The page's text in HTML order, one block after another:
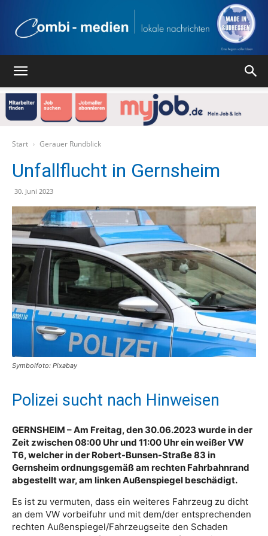
Start Gerauer Rundblick
Unfallflucht in Gernsheim
30. Juni 2023
Symbolfoto: Pixabay
Polizei sucht nach Hinweisen
GERNSHEIM – Am Freitag, den 30.06.2023 wurde in der
Zeit zwischen 08:00 Uhr und 11:00 Uhr ein weißer VW
T6, welcher in der Robert-Bunsen-Straße 83 in
Gernsheim ordnungsgemäß am rechten Fahrbahnrand
abgestellt war, am linken Außenspiegel beschädigt.
Es ist zu vermuten, dass ein weiteres Fahrzeug zu dicht
an dem VW vorbeifuhr und mit dem/der entsprechenden
rechten Außenspiegel/Fahrzeugseite den Schaden